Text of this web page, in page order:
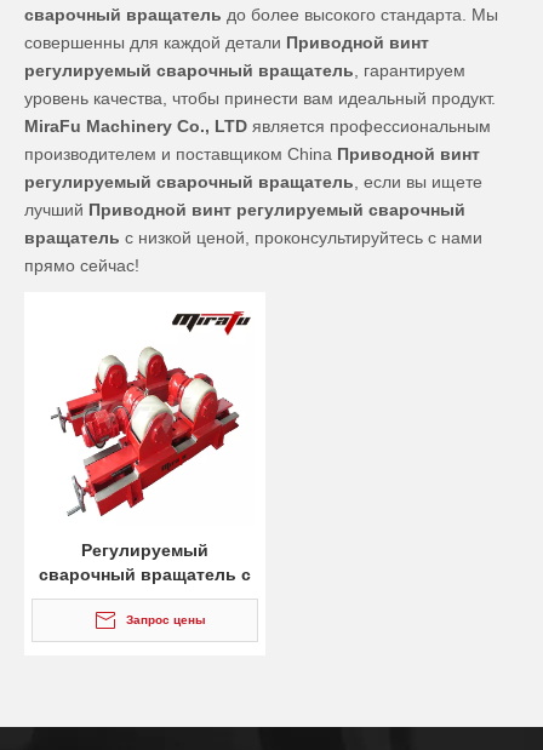
сварочный вращатель до более высокого стандарта. Мы
совершенны для каждой детали Приводной винт
регулируемый сварочный вращатель , гарантируем
уровень качества, чтобы принести вам идеальный продукт.
MiraFu Machinery Co., LTD является профессиональным
производителем и поставщиком China Приводной винт
регулируемый сварочный вращатель , если вы ищете
лучший Приводной винт регулируемый сварочный
вращатель с низкой ценой, проконсультируйтесь с нами
прямо сейчас!
Регулируемый
сварочный вращатель с
ходовым винтом
Запрос цены